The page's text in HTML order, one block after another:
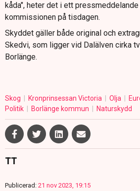
kåda", heter det i ett pressmeddelande
kommissionen på tisdagen.
Skyddet gäller både original och
Skedvi, som ligger vid Dalälven cirka
Borlänge.
Skog Kronprinsessan Victoria Olja
Politik
Borlänge kommun Naturskydd
TT
Publicerad: 21 nov 2023, 19:15